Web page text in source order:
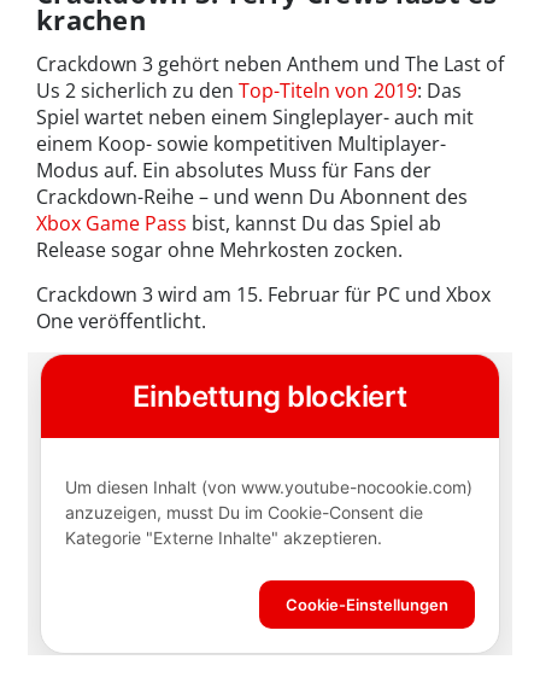
krachen
Crackdown 3 gehört neben Anthem und The Last of
Us 2 sicherlich zu den Top-Titeln von 2019: Das
Spiel wartet neben einem Singleplayer- auch mit
einem Koop- sowie kompetitiven Multiplayer-
Modus auf. Ein absolutes Muss für Fans der
Crackdown-Reihe – und wenn Du Abonnent des
Xbox Game Pass bist, kannst Du das Spiel ab
Release sogar ohne Mehrkosten zocken.
Crackdown 3 wird am 15. Februar für PC und Xbox
One veröffentlicht.